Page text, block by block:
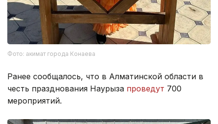
Фото: акимат города Конаева
Ранее сообщалось, что в Алматинской области в
честь празднования Наурыза проведут 700
мероприятий.